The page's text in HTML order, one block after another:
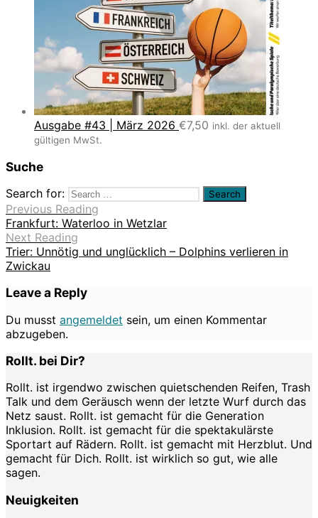
Ausgabe #43 | März 2026 €7,50 inkl. der aktuell
gültigen MwSt.
Suche
Search for:
Previous Reading
Frankfurt: Waterloo in Wetzlar
Next Reading
Trier: Unnötig und unglücklich – Dolphins verlieren in
Zwickau
Leave a Reply
Du musst angemeldet sein, um einen Kommentar
abzugeben.
Rollt. bei Dir?
Rollt. ist irgendwo zwischen quietschenden Reifen, Trash
Talk und dem Geräusch wenn der letzte Wurf durch das
Netz saust. Rollt. ist gemacht für die Generation
Inklusion. Rollt. ist gemacht für die spektakulärste
Sportart auf Rädern. Rollt. ist gemacht mit Herzblut. Und
gemacht für Dich. Rollt. ist wirklich so gut, wie alle
sagen.
Neuigkeiten